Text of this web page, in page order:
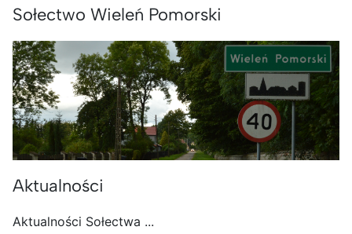
Sołectwo Wieleń Pomorski
Aktualności
Aktualności Sołectwa ...